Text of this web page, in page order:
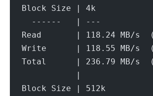
Block Size | 4k
------   | ---
Read       | 118.24 MB/s
Write      | 118.55 MB/s
Total      | 236.79 MB/s
|
Block Size | 512k